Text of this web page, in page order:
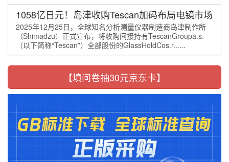
1058亿日元！岛津收购Tescan加码布局电镜市场
2025年12月25日，全球知名分析测量仪器制造商岛津制作所
（Shimadzu）正式宣布，将收购间接持有TescanGroupa.s.
（以下简称“Tescan”）全部股份的GlassHoldCos.r......
【填问卷抽30元京东卡】